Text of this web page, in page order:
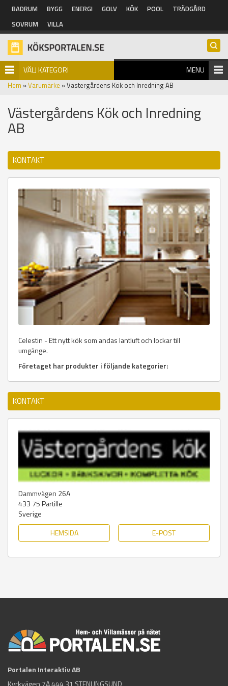
Hoppa till huvudinnehåll
BADRUM BYGG ENERGI GOLV KÖK POOL
TRÄDGÅRD
SOVRUM
VILLA
VÄLJ KATEGORI MENU
Hem »Varumärke » Västergårdens Kök och Inredning AB
Västergårdens Kök och Inredning
AB
KONTAKT
Celestin - Ett nytt kök som andas lantluft och lockar till
umgänge.
Företaget har produkter i följande kategorier:
KONTAKT
Dammvägen 26A
433 75Partille
Sverige
HEMSIDA
E-POST
Portalen Interaktiv AB
Kyrkvägen 7A 444 31 STENUNGSUND